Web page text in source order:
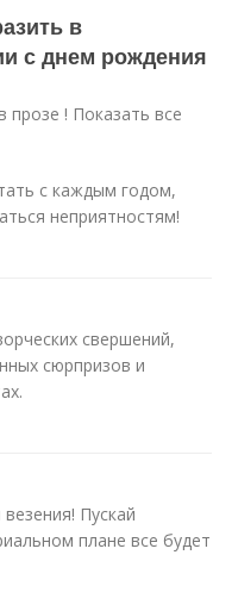
в
с днем рождения
прозе ! Показать все
с каждым годом,
неприятностям!
свершений,
сюрпризов и
Пускай
плане все будет